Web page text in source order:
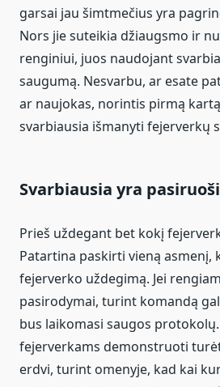
garsai jau šimtmečius yra
Nors jie suteikia džiaugsmo ir
renginiui, juos naudojant
saugumą. Nesvarbu, ar esate
ar naujokas, norintis pirmą
svarbiausia išmanyti fejerverkų
Svarbiausia yra
Prieš uždegant bet kokį
Patartina paskirti vieną asmenį,
fejerverko uždegimą. Jei
pasirodymai, turint komandą
bus laikomasi saugos
fejerverkams demonstruoti
erdvi, turint omenyje, kad kai